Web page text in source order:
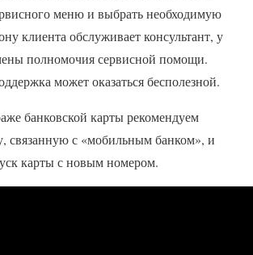
меню и выбрать необходимую
клиента обслуживает консультант, у
полномочия сервисной помощи.
может оказаться бесполезной.
банковской карты рекомендуем
связанную с «мобильным банком», и
карты с новым номером.